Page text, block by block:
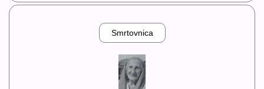
Smrtovnica